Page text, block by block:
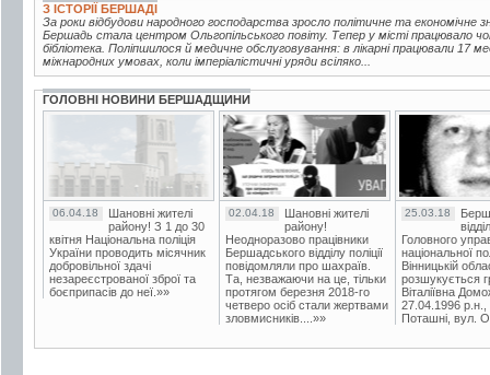
З ІСТОРІЇ БЕРШАДІ
За роки відбудови народного господарства зросло політичне та економічне
Бершадь стала центром Ольгопільського повіту. Тепер у місті працювало
бібліотека. Поліпшилося й медичне обслуговування: в лікарні працювали 17
міжнародних умовах, коли імперіалістичні уряди всіляко...
ГОЛОВНІ НОВИНИ БЕРШАДЩИНИ
06.04.18
Шановні жителі
району! З 1 до 30
квітня Національна поліція
України проводить місячник
добровільної здачі
незареєстрованої зброї та
боєприпасів до неї.»»
02.04.18
Шановні жителі
району!
Неодноразово працівники
Бершадського відділу поліції
повідомляли про шахраїв.
Та, незважаючи на це, тільки
протягом березня 2018-го
четверо осіб стали жертвами
зловмисників....»»
25.03.18
Головного
національної
Вінницькій
розшукується
Віталіївна
27.04.1996 р.н.,
Поташні, вул.